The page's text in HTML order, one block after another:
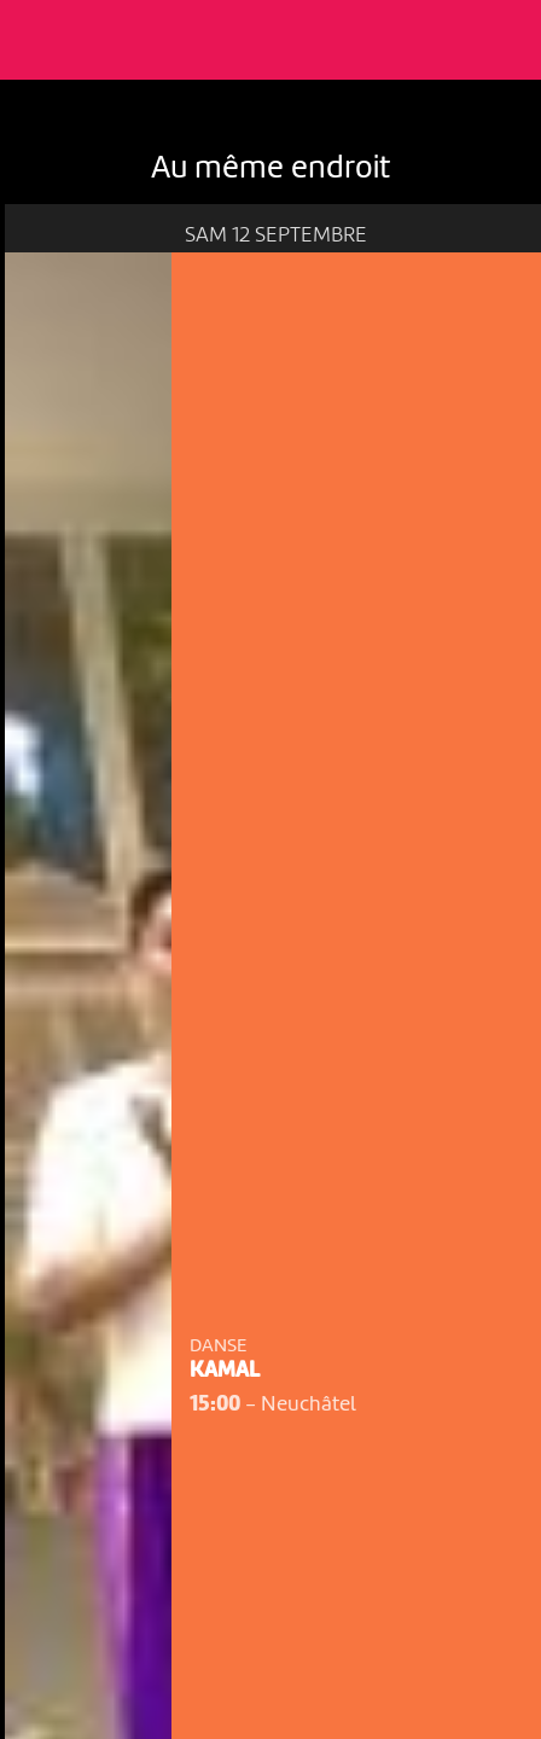
Au même endroit
SAM 12 SEPTEMBRE
DANSE
KAMAL
15:00- Neuchâtel